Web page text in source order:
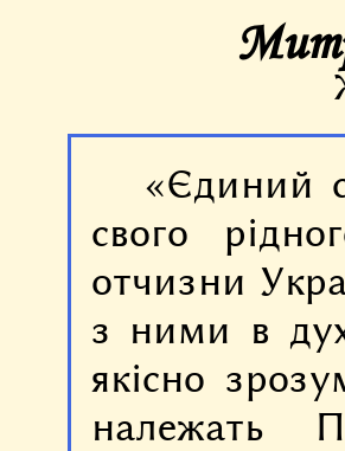
«Єдиний
свого
отчизни
з ними в
якісно
належать